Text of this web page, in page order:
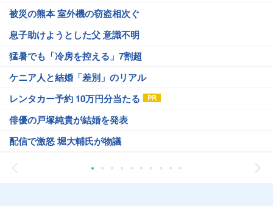
被災の熊本 室外機の窃盗相次ぐ
息子助けようとした父 意識不明
猛暑でも「冷房を控える」7割超
ケニア人と結婚「差別」のリアル
レンタカー予約 10万円分当たる
俳優の戸塚純貴が結婚を発表
配信で激怒 堀大輔氏が物議